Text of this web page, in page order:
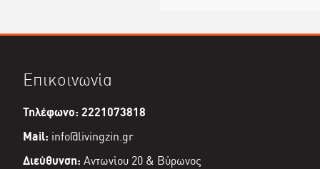
Επικοινωνία
Τηλέφωνο: 2221073818
Mail: info@livingzin.gr
Διεύθυνση: Αντωνίου 20 & Βύρωνος